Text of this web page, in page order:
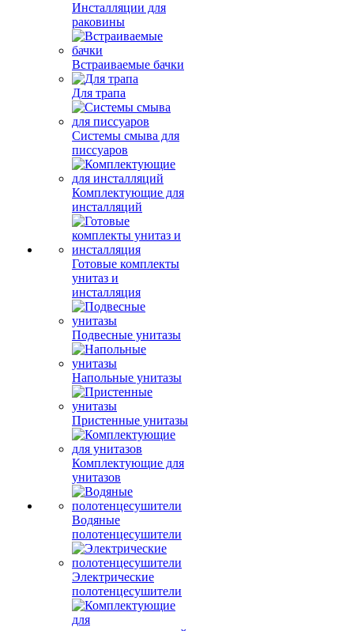
Инсталляции для
раковины
Встраиваемые бачки
Для трапа
Системы смыва для
писсуаров
Комплектующие для
инсталляций
Готовые комплекты
унитаз и
инсталляция
Подвесные унитазы
Напольные унитазы
Пристенные унитазы
Комплектующие для
унитазов
Водяные
полотенцесушители
Электрические
полотенцесушители